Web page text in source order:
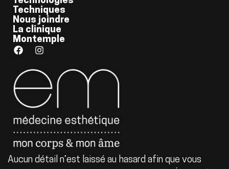
Techniques
Nous joindre
La clinique
Montemple
Aucun détail n’est laissé au hasard afin que vous